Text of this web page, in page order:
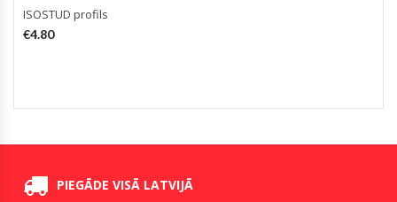
ISOSTUD profils
€4.80
PIEGĀDE VISĀ LATVIJĀ